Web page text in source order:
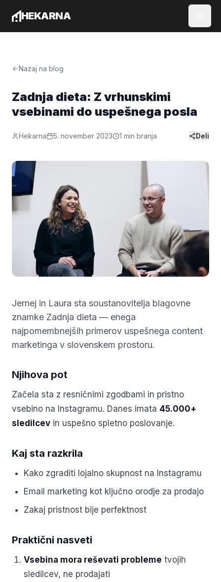
HEKARNA
Govorniki
Podprite nas
Nazaj na blog
Zadnja dieta: Z vrhunskimi
vsebinami do uspešnega posla
Hekarna 5. november 2023 1 min branja Deli
Jernej in Laura sta soustanovitelja blagovne
znamke Zadnja dieta — enega
najpomembnejših primerov uspešnega content
marketinga v slovenskem prostoru.
Njihova pot
Začela sta z resničnimi zgodbami in pristno
vsebino na Instagramu. Danes imata 45.000+
sledilcev in uspešno spletno poslovanje.
Kaj sta razkrila
Kako zgraditi lojalno skupnost na Instagramu
Email marketing kot ključno orodje za prodajo
Zakaj pristnost bije perfektnost
Praktični nasveti
Vsebina mora reševati probleme tvojih
sledilcev, ne prodajati